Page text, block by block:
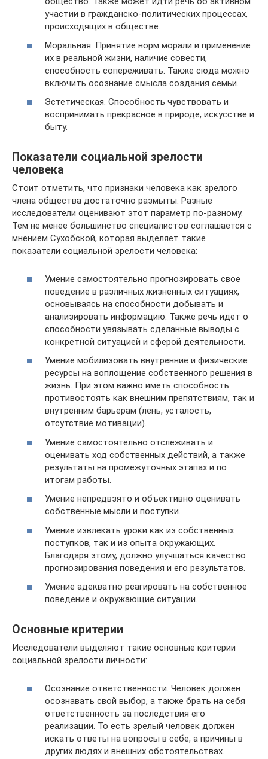
участии в гражданско-политических процессах,
происходящих в обществе.
Моральная. Принятие норм морали и применение
их в реальной жизни, наличие совести,
способность сопереживать. Также сюда можно
включить осознание смысла создания семьи.
Эстетическая. Способность чувствовать и
воспринимать прекрасное в природе, искусстве и
быту.
Показатели социальной зрелости
человека
Стоит отметить, что признаки человека как зрелого
члена общества достаточно размыты. Разные
исследователи оценивают этот параметр по-разному.
Тем не менее большинство специалистов соглашается с
мнением Сухобской, которая выделяет такие
показатели социальной зрелости человека:
Умение самостоятельно прогнозировать свое
поведение в различных жизненных ситуациях,
основываясь на способности добывать и
анализировать информацию. Также речь идет о
способности увязывать сделанные выводы с
конкретной ситуацией и сферой деятельности.
Умение мобилизовать внутренние и физические
ресурсы на воплощение собственного решения в
жизнь. При этом важно иметь способность
противостоять как внешним препятствиям, так и
внутренним барьерам (лень, усталость,
отсутствие мотивации).
Умение самостоятельно отслеживать и
оценивать ход собственных действий, а также
результаты на промежуточных этапах и по
итогам работы.
Умение непредвзято и объективно оценивать
собственные мысли и поступки.
Умение извлекать уроки как из собственных
поступков, так и из опыта окружающих.
Благодаря этому, должно улучшаться качество
прогнозирования поведения и его результатов.
Умение адекватно реагировать на собственное
поведение и окружающие ситуации.
Основные критерии
Исследователи выделяют такие основные критерии
социальной зрелости личности:
Осознание ответственности. Человек должен
осознавать свой выбор, а также брать на себя
ответственность за последствия его
реализации. То есть зрелый человек должен
искать ответы на вопросы в себе, а причины в
других людях и внешних обстоятельствах.